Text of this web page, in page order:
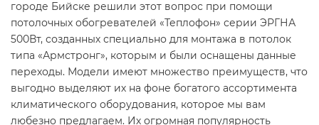
городе Бийске решили этот вопрос при помощи
потолочных обогревателей «Теплофон» серии ЭРГНА
500Вт, созданных специально для монтажа в потолок
типа «Армстронг», которым и были оснащены данные
переходы. Модели имеют множество преимуществ, что
выгодно выделяют их на фоне богатого ассортимента
климатического оборудования, которое мы вам
любезно предлагаем. Их огромная популярность